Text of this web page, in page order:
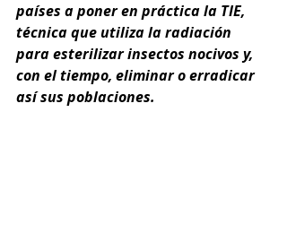
países a poner en práctica la TIE,
técnica que utiliza la radiación
para esterilizar insectos nocivos y,
con el tiempo, eliminar o erradicar
así sus poblaciones.